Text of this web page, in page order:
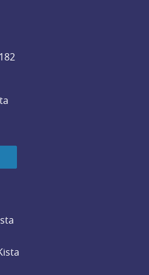
till annan webbplats, öppnas